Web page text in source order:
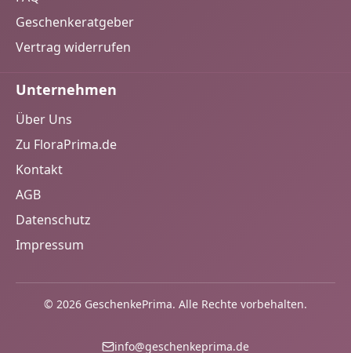
Geschenkeratgeber
Vertrag widerrufen
Unternehmen
Über Uns
Zu FloraPrima.de
Kontakt
AGB
Datenschutz
Impressum
© 2026 GeschenkePrima. Alle Rechte vorbehalten.
info@geschenkeprima.de